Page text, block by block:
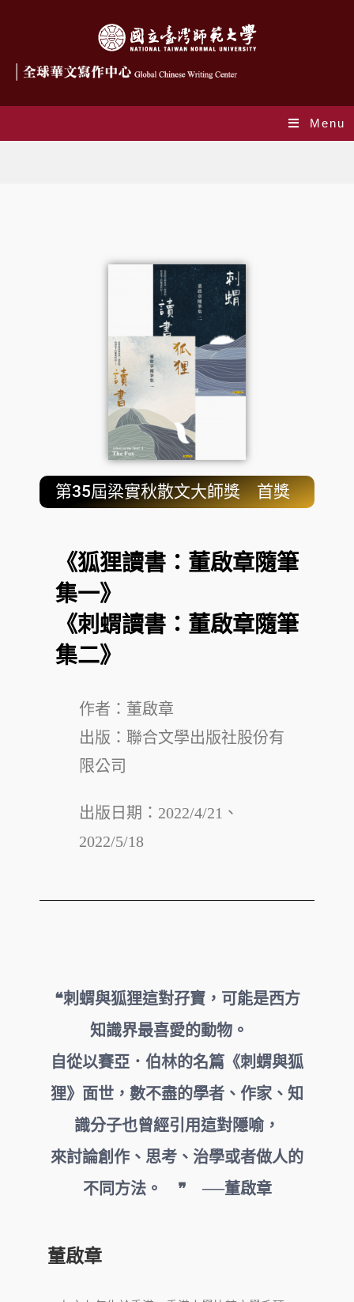
Menu
第35屆梁實秋散文大師獎 首獎
《狐狸讀書：董啟章隨筆
集一》
《刺蝟讀書：董啟章隨筆
集二》
作者：董啟章
出版： 聯合文學出版社股份有
限公司
出版日期：2022/4/21、
2022/5/18
❝刺蝟與狐狸這對孖寶，可能是西方
知識界最喜愛的動物。
自從以賽亞．伯林的名篇《刺蝟與狐
狸》面世，數不盡的學者、作家、知
識分子也曾經引用這對隱喻，
來討論創作、思考、治學或者做人的
不同方法。 ❞ ──董啟章
董啟章